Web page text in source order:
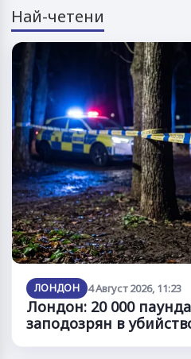
Най-четени
ЛОНДОН
Лондон: 20 000
заподозрян в
4 Август 2026, 11:23